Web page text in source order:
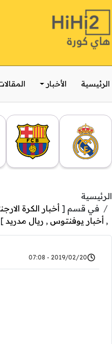
الرئيسية الأخبار
الرئيسية
في قسم [ أخبار الكرة
, أخبار يوفنتوس , ريال مدريد ]
2019/02/20 - 07:08